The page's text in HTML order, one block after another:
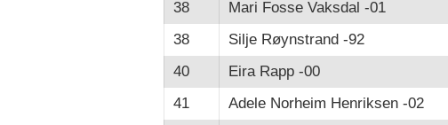
38
Mari Fosse Vaksdal -01
38
Silje Røynstrand -92
40
Eira Rapp -00
41
Adele Norheim Henriksen -02